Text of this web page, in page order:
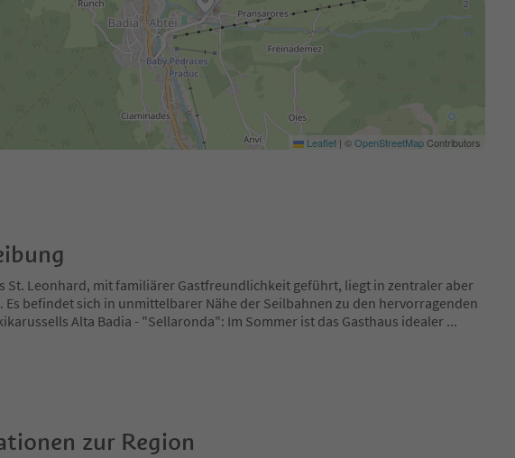
Leaflet | ©OpenStreetMapContributors
St. Leonhard, mit familiärer Gastfreundlichkeit geführt, liegt in zentraler aber
Es befindet sich in unmittelbarer Nähe der Seilbahnen zu den hervorragenden
Alta Badia - "Sellaronda": Im Sommer ist das Gasthaus idealer ...
zur Region